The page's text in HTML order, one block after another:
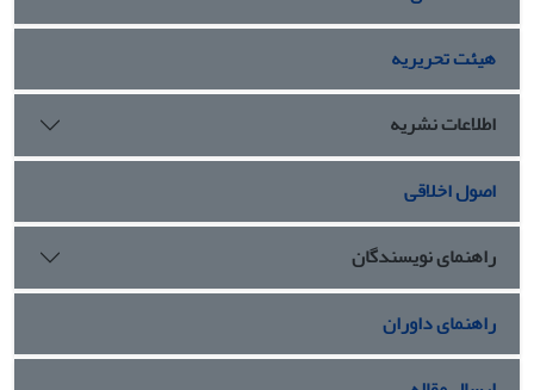
هیئت تحریریه
اطلاعات نشریه
اصول اخلاقی
راهنمای نویسندگان
راهنمای داوران